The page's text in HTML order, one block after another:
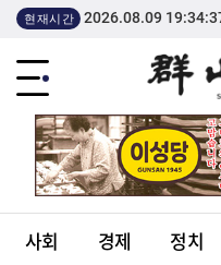
현재시간 2026.08.09
사회 경제 정치